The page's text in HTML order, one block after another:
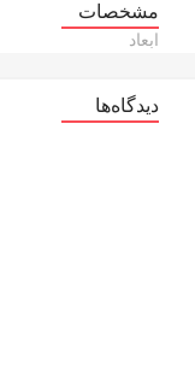
مشخصات
ابعاد
دیدگاه‌ها